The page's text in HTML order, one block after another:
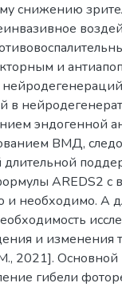
снижению
и
в
эндогенной
ВМД,
AREDS2 с
и необходимо. А
и изменения
2021].
гибели